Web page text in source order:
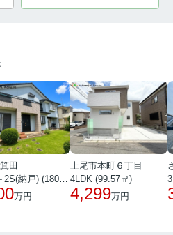
田
5LDK＋2S(納戸) (180.51㎡)
万円
上尾市本町６丁目
4LDK (99.57㎡)
4,299万円